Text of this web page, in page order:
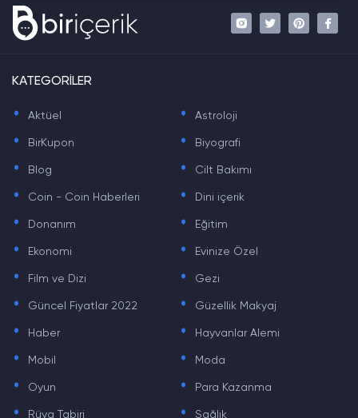
KATEGORİLER
. Aktüel . Astroloji
. BirKupon . Biyografi
. Blog . Cilt Bakımı
. Coin - Coin Haberleri . Dini içerik
. Donanım . Eğitim
. Ekonomi . Evinize Özel
. Film ve Dizi . Gezi
. Güncel Fiyatlar 2022 . Güzellik Makyaj
. Haber . Hayvanlar Alemi
. Mobil . Moda
. Oyun . Para Kazanma
. Rüya Tabiri . Sağlık